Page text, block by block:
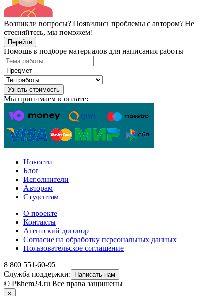
Возникли вопросы? Появились проблемы с автором? Не
стесняйтесь, мы поможем!
Перейти
Помощь в подборе материалов для написания работы
Узнать стоимость
Мы принимаем к оплате:
Новости
Блог
Исполнители
Авторам
Студентам
О проекте
Контакты
Агентский договор
Согласие на обработку персональных данных
Пользовательское соглашение
8 800 551-60-95
Служба поддержки:
Написать нам
© Pishem24.ru Все права защищены
×